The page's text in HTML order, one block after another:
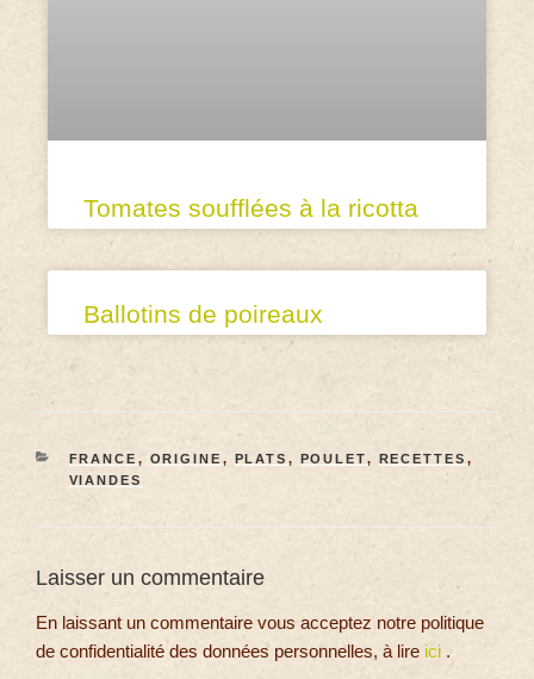
Tomates soufflées à la ricotta
Ballotins de poireaux
FRANCE , ORIGINE , PLATS , POULET, RECETTES ,
VIANDES
Laisser un commentaire
En laissant un commentaire vous acceptez notre politique
de confidentialité des données personnelles, à lire ici .